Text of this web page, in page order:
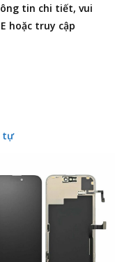
tin chi tiết, vui
hoặc truy cập
tự